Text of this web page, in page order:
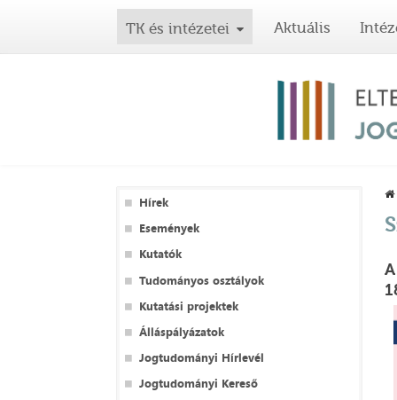
TK és intézetei Aktuális
Hírek
Események
Kutatók
Tudományos osztályok
Kutatási projektek
Álláspályázatok
Jogtudományi Hírlevél
Jogtudományi Kereső